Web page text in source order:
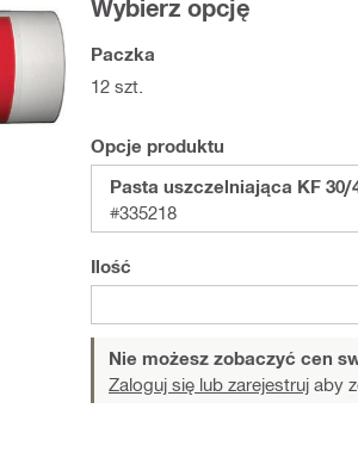
Wybierz opcję
Paczka
12 szt.
Opcje produktu
Pasta uszczelniająca KF 30/
#335218
Ilość
Nie możesz zobaczyć cen
Zaloguj się lub zarejestruj aby